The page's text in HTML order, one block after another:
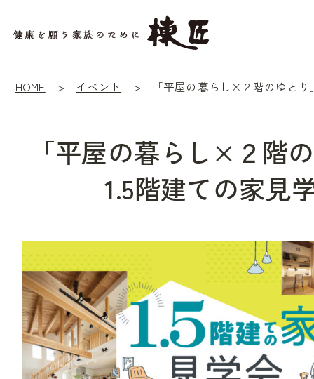
HOME イベント
「平屋の暮らし×２階
1.5階建ての家見